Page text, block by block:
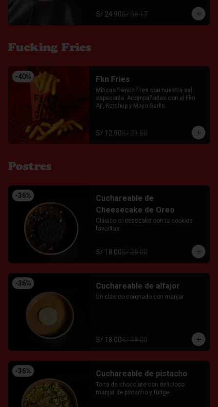
S/ 24.90S/ 38.17
Fucking Fries
-40% Fkn Fries
Míticas french fries con nuestra sal
espaciada. Acompañadas con el Fkn
Ají, Ketchup y Mayo Garlic.
S/ 12.90S/ 21.50
Postres
-36%
Cuchareable de
Cheesecake de Oreo
Clásico cheesecake con tu cookies
favoritas
S/ 18.00S/ 28.00
-36% Cuchareable de alfajor
Un clásico coronado con manjar
S/ 18.00S/ 28.00
-36% Cuchareable de pistacho
Torta de chocolate con delicioso
manjar de pistacho y fudge.